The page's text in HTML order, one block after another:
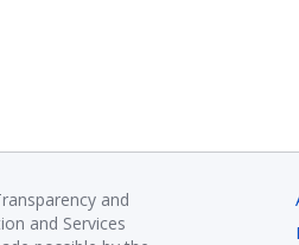
and
and Services